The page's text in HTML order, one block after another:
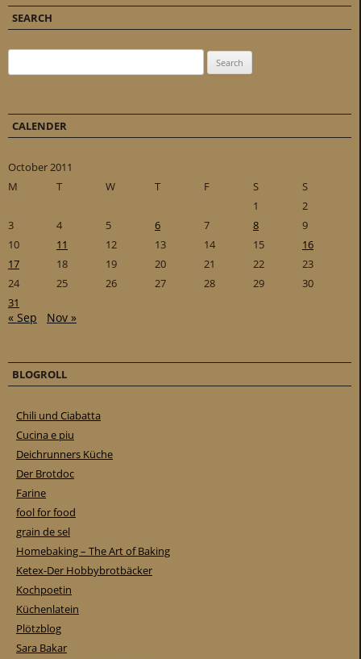
SEARCH
CALENDER
October 2011
M
T W T F S
S
1
2
3
4 5 6 7 8
9
10
11 12 13 14 15
16
17
18 19 20 21 22
23
24
25 26 27 28 29
30
31
« Sep Nov »
BLOGROLL
Chili und Ciabatta
Cucina e piu
Deichrunners Küche
Der Brotdoc
Farine
fool for food
grain de sel
Homebaking – The Art of Baking
Ketex-Der Hobbybrotbäcker
Kochpoetin
Küchenlatein
Plötzblog
Sara Bakar